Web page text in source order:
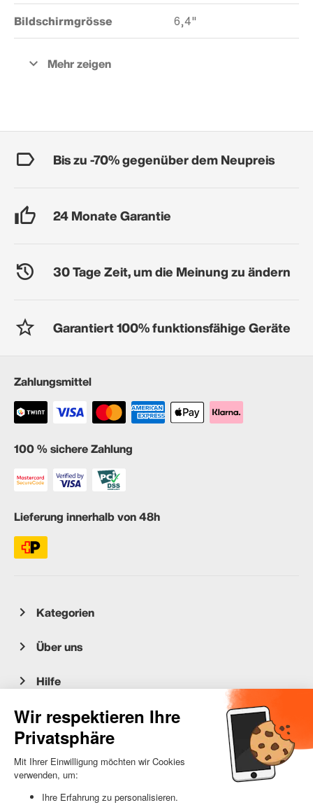
Bildschirmgrösse 6,4"
Bis zu -70% gegenüber dem Neupreis
24 Monate Garantie
30 Tage Zeit, um die Meinung zu ändern
Garantiert 100% funktionsfähige Geräte
Zahlungsmittel
100 % sichere Zahlung
Lieferung innerhalb von 48h
Kategorien
Über uns
Hilfe
Kundenservice
occasion.migros.mobile@recommerce.com
Montag-Freitag 08:00-17:00